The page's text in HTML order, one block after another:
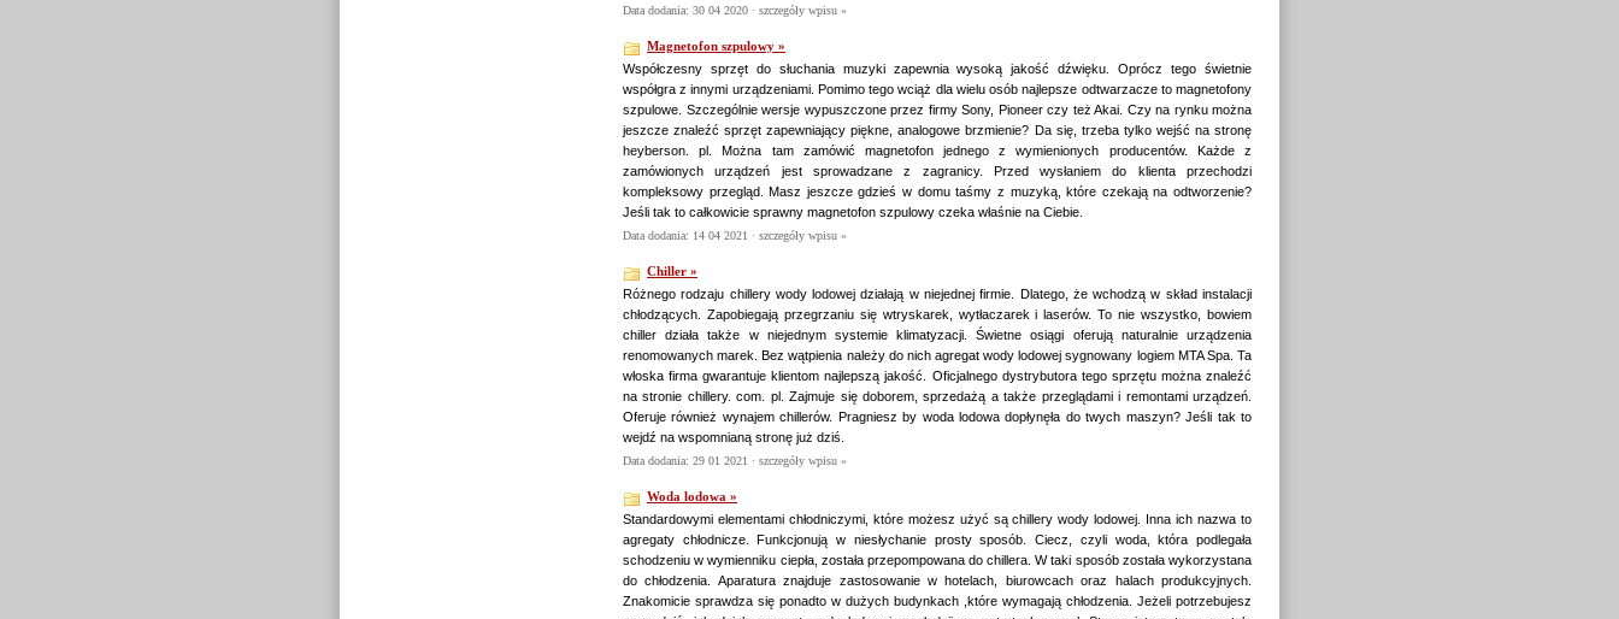
Data dodania: 30 04 2020 · szczegóły wpisu »
Magnetofon szpulowy »
Współczesny sprzęt do słuchania muzyki zapewnia wysoką jakość dźwięku. Oprócz tego świetnie
współgra z innymi urządzeniami. Pomimo tego wciąż dla wielu osób najlepsze odtwarzacze to magnetofony
szpulowe. Szczególnie wersje wypuszczone przez firmy Sony, Pioneer czy też Akai. Czy na rynku można
jeszcze znaleźć sprzęt zapewniający piękne, analogowe brzmienie? Da się, trzeba tylko wejść na stronę
heyberson. pl. Można tam zamówić magnetofon jednego z wymienionych producentów. Każde z
zamówionych urządzeń jest sprowadzane z zagranicy. Przed wysłaniem do klienta przechodzi
kompleksowy przegląd. Masz jeszcze gdzieś w domu taśmy z muzyką, które czekają na odtworzenie?
Jeśli tak to całkowicie sprawny magnetofon szpulowy czeka właśnie na Ciebie.
Data dodania: 14 04 2021 · szczegóły wpisu »
Chiller »
Różnego rodzaju chillery wody lodowej działają w niejednej firmie. Dlatego, że wchodzą w skład instalacji
chłodzących. Zapobiegają przegrzaniu się wtryskarek, wytłaczarek i laserów. To nie wszystko, bowiem
chiller działa także w niejednym systemie klimatyzacji. Świetne osiągi oferują naturalnie urządzenia
renomowanych marek. Bez wątpienia należy do nich agregat wody lodowej sygnowany logiem MTA Spa. Ta
włoska firma gwarantuje klientom najlepszą jakość. Oficjalnego dystrybutora tego sprzętu można znaleźć
na stronie chillery. com. pl. Zajmuje się doborem, sprzedażą a także przeglądami i remontami urządzeń.
Oferuje również wynajem chillerów. Pragniesz by woda lodowa dopłynęła do twych maszyn? Jeśli tak to
wejdź na wspomnianą stronę już dziś.
Data dodania: 29 01 2021 · szczegóły wpisu »
Woda lodowa »
Standardowymi elementami chłodniczymi, które możesz użyć są chillery wody lodowej. Inna ich nazwa to
agregaty chłodnicze. Funkcjonują w niesłychanie prosty sposób. Ciecz, czyli woda, która podlegała
schodzeniu w wymienniku ciepła, została przepompowana do chillera. W taki sposób została wykorzystana
do chłodzenia. Aparatura znajduje zastosowanie w hotelach, biurowcach oraz halach produkcyjnych.
Znakomicie sprawdza się ponadto w dużych budynkach ,które wymagają chłodzenia. Jeżeli potrzebujesz